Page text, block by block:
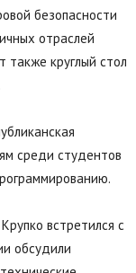
безопасности
отраслей
круглый стол
среди студентов
встретился с
обсудили